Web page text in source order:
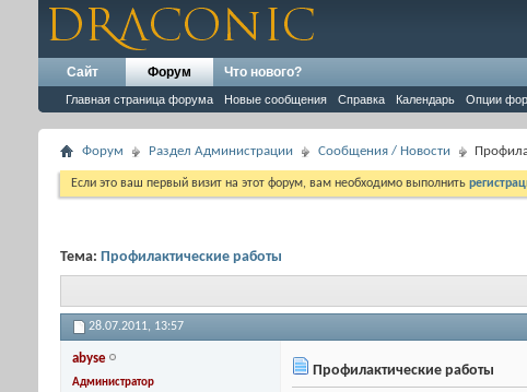
Сайт Форум
Главная страница форума Новые сообщения Справка Календарь Опции
Что нового?
Форум Раздел Администрации Сообщения / Новости
Если это ваш первый визит на этот форум, вам необходимо выполнить
Тема: Профилактические работы
28.07.2011, 13:57
abyse
Администратор
Профилактические работы